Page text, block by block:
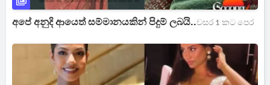
අපේ අනුදි ආයෙත් සම්මානයකින් පිදුම් ලබයි..වසර 1 කට පෙර